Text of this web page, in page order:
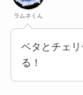
ラムネくん
ベタとチェ
る！